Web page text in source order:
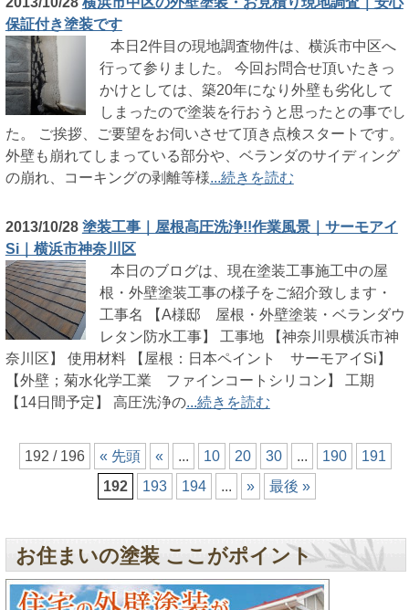
保証付き塗装です
本日2件目の現地調査物件は、横浜市中区へ
行って参りました。 今回お問合せ頂いたきっ
かけとしては、築20年になり外壁も劣化して
しまったので塗装を行おうと思ったとの事でし
た。 ご挨拶、ご要望をお伺いさせて頂き点検スタートです。
外壁も崩れてしまっている部分や、ベランダのサイディング
の崩れ、コーキングの剥離等様...続きを読む
2013/10/28 塗装工事｜屋根高圧洗浄!!作業風景｜サーモアイ
Si｜横浜市神奈川区
本日のブログは、現在塗装工事施工中の屋
根・外壁塗装工事の様子をご紹介致します・
工事名 【A様邸 屋根・外壁塗装・ベランダウ
レタン防水工事】 工事地 【神奈川県横浜市神
奈川区】 使用材料 【屋根：日本ペイント サーモアイSi】
【外壁；菊水化学工業 ファインコートシリコン】 工期
【14日間予定】 高圧洗浄の...続きを読む
192 / 196 « 先頭 « ... 10 20 30 ... 190
191
192
193 194 ... » 最後 »
お住まいの塗装 ここがポイント